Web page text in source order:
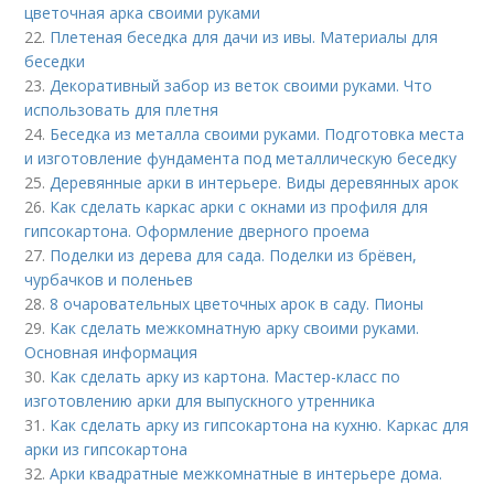
цветочная арка своими руками
22. Плетеная беседка для дачи из ивы. Материалы для
беседки
23. Декоративный забор из веток своими руками. Что
использовать для плетня
24. Беседка из металла своими руками. Подготовка места
и изготовление фундамента под металлическую беседку
25. Деревянные арки в интерьере. Виды деревянных арок
26. Как сделать каркас арки с окнами из профиля для
гипсокартона. Оформление дверного проема
27. Поделки из дерева для сада. Поделки из брёвен,
чурбачков и поленьев
28.8 очаровательных цветочных арок в саду. Пионы
29. Как сделать межкомнатную арку своими руками.
Основная информация
30. Как сделать арку из картона. Мастер-класс по
изготовлению арки для выпускного утренника
31. Как сделать арку из гипсокартона на кухню. Каркас для
арки из гипсокартона
32.Арки квадратные межкомнатные в интерьере дома.